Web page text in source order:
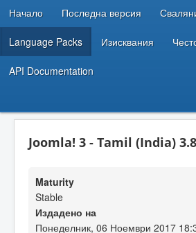
РЕСУРСИ ЗА РАЗРАБОТКА
Начало Последна версия
Language Packs Изисквания
API Documentation
Joomla! 3 - Tamil (India)
Maturity
Stable
Издадено на
Понеделник, 06 Ноември 2017